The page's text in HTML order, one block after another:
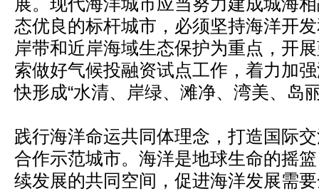
展。现代海洋城市应当努力建成城海
态优良的标杆城市，必须坚持海洋开
岸带和近岸海域生态保护为重点，开
索做好气候投融资试点工作，着力加
快形成“水清、岸绿、滩净、湾美、岛
践行海洋命运共同体理念，打造国际
合作示范城市。海洋是地球生命的摇
续发展的共同空间，促进海洋发展需